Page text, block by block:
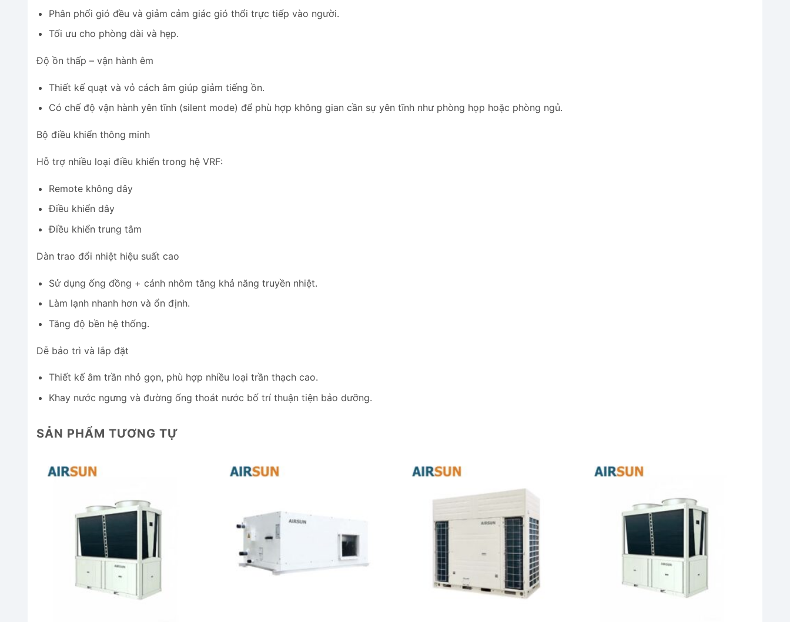
Phân phối gió đều và giảm cảm giác gió thổi trực tiếp vào người.
Tối ưu cho phòng dài và hẹp.
Độ ồn thấp – vận hành êm
Thiết kế quạt và vỏ cách âm giúp giảm tiếng ồn.
Có chế độ vận hành yên tĩnh (silent mode) để phù hợp không gian cần sự yên tĩnh như phòng họp hoặc phòng ngủ.
Bộ điều khiển thông minh
Hỗ trợ nhiều loại điều khiển trong hệ VRF:
Remote không dây
Điều khiển dây
Điều khiển trung tâm
Dàn trao đổi nhiệt hiệu suất cao
Sử dụng ống đồng + cánh nhôm tăng khả năng truyền nhiệt.
Làm lạnh nhanh hơn và ổn định.
Tăng độ bền hệ thống.
Dễ bảo trì và lắp đặt
Thiết kế âm trần nhỏ gọn, phù hợp nhiều loại trần thạch cao.
Khay nước ngưng và đường ống thoát nước bố trí thuận tiện bảo dưỡng.
SẢN PHẨM TƯƠNG TỰ